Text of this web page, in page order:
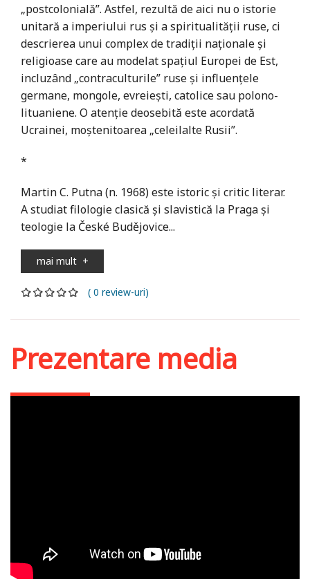
„postcolonială”. Astfel, rezultă de aici nu o istorie
unitară a imperiului rus și a spiritualității ruse, ci
descrierea unui complex de tradiții naționale și
religioase care au modelat spațiul Europei de Est,
incluzând „contraculturile” ruse și influențele
germane, mongole, evreiești, catolice sau polono-
lituaniene. O atenție deosebită este acordată
Ucrainei, moștenitoarea „celeilalte Rusii”.
*
Martin C. Putna (n. 1968) este istoric și critic literar.
A studiat filologie clasică și slavistică la Praga și
teologie la České Budějovice...
mai mult +
( 0 review-uri)
Prezentare media